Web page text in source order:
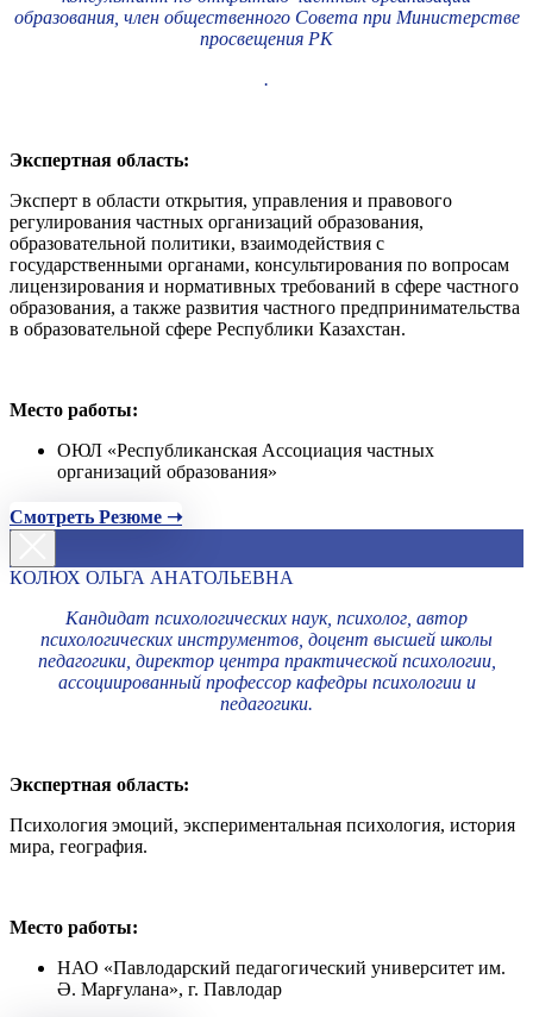
образования, член общественного Совета при Министерстве
просвещения РК
.
Экспертная область:
Эксперт в области открытия, управления и правового
регулирования частных организаций образования,
образовательной политики, взаимодействия с
государственными органами, консультирования по вопросам
лицензирования и нормативных требований в сфере частного
образования, а также развития частного предпринимательства
в образовательной сфере Республики Казахстан.
Место работы:
ОЮЛ «Республиканская Ассоциация частных
организаций образования»
Смотреть Резюме ➝
КОЛЮХ ОЛЬГА АНАТОЛЬЕВНА
Кандидат психологических наук, психолог, автор
психологических инструментов, доцент высшей школы
педагогики, директор центра практической психологии,
ассоциированный профессор кафедры психологии и
педагогики.
Экспертная область:
Психология эмоций, экспериментальная психология, история
мира, география.
Место работы:
НАО «Павлодарский педагогический университет им.
Ә. Марғулана», г. Павлодар